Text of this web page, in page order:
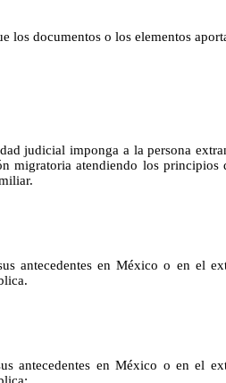
los documentos o los elementos
judicial imponga a la persona
migratoria atendiendo los principios
antecedentes en México o en el
antecedentes en México o en el